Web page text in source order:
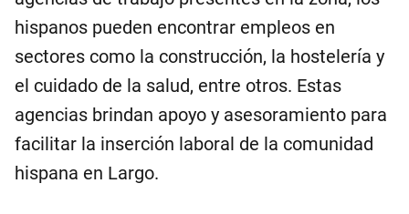
hispanos pueden encontrar empleos en
sectores como la construcción, la hostelería y
el cuidado de la salud, entre otros. Estas
agencias brindan apoyo y asesoramiento para
facilitar la inserción laboral de la comunidad
hispana en Largo.